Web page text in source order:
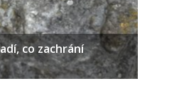
co zachrání